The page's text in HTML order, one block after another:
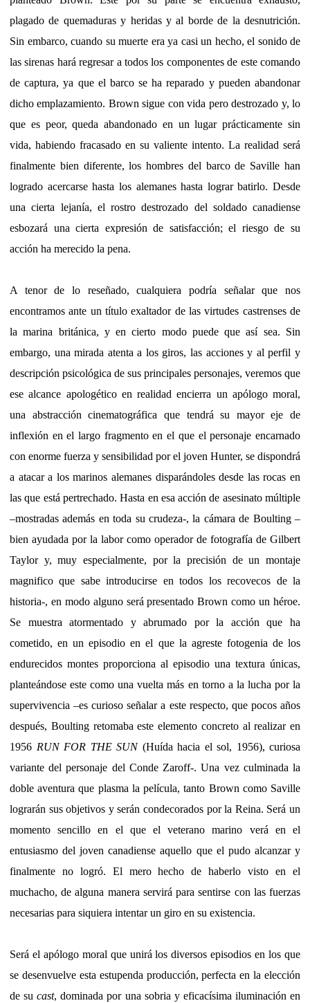
plagado de quemaduras y heridas y al borde de la desnutrición.
Sin embarco, cuando su muerte era ya casi un hecho, el sonido de
las sirenas hará regresar a todos los componentes de este comando
de captura, ya que el barco se ha reparado y pueden abandonar
dicho emplazamiento. Brown sigue con vida pero destrozado y, lo
que es peor, queda abandonado en un lugar prácticamente sin
vida, habiendo fracasado en su valiente intento. La realidad será
finalmente bien diferente, los hombres del barco de Saville han
logrado acercarse hasta los alemanes hasta lograr batirlo. Desde
una cierta lejanía, el rostro destrozado del soldado canadiense
esbozará una cierta expresión de satisfacción; el riesgo de su
acción ha merecido la pena.
A tenor de lo reseñado, cualquiera podría señalar que nos
encontramos ante un título exaltador de las virtudes castrenses de
la marina británica, y en cierto modo puede que así sea. Sin
embargo, una mirada atenta a los giros, las acciones y al perfil y
descripción psicológica de sus principales personajes, veremos que
ese alcance apologético en realidad encierra un apólogo moral,
una abstracción cinematográfica que tendrá su mayor eje de
inflexión en el largo fragmento en el que el personaje encarnado
con enorme fuerza y sensibilidad por el joven Hunter, se dispondrá
a atacar a los marinos alemanes disparándoles desde las rocas en
las que está pertrechado. Hasta en esa acción de asesinato múltiple
–mostradas además en toda su crudeza-, la cámara de Boulting –
bien ayudada por la labor como operador de fotografía de Gilbert
Taylor y, muy especialmente, por la precisión de un montaje
magnifico que sabe introducirse en todos los recovecos de la
historia-, en modo alguno será presentado Brown como un héroe.
Se muestra atormentado y abrumado por la acción que ha
cometido, en un episodio en el que la agreste fotogenia de los
endurecidos montes proporciona al episodio una textura únicas,
planteándose este como una vuelta más en torno a la lucha por la
supervivencia –es curioso señalar a este respecto, que pocos años
después, Boulting retomaba este elemento concreto al realizar en
1956 RUN FOR THE SUN(Huída hacia el sol, 1956), curiosa
variante del personaje del Conde Zaroff-. Una vez culminada la
doble aventura que plasma la película, tanto Brown como Saville
lograrán sus objetivos y serán condecorados por la Reina. Será un
momento sencillo en el que el veterano marino verá en el
entusiasmo del joven canadiense aquello que el pudo alcanzar y
finalmente no logró. El mero hecho de haberlo visto en el
muchacho, de alguna manera servirá para sentirse con las fuerzas
necesarias para siquiera intentar un giro en su existencia.
Será el apólogo moral que unirá los diversos episodios en los que
se desenvuelve esta estupenda producción, perfecta en la elección
de sucast, dominada por una sobria y eficacísima iluminación en